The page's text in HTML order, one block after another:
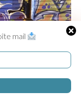
mail